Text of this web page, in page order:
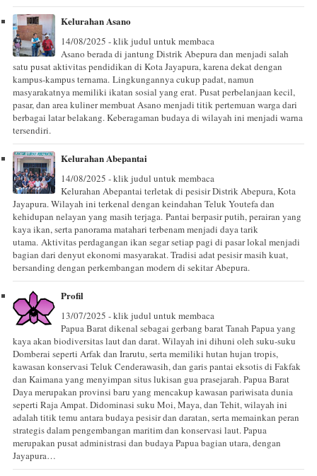
Kelurahan Asano
14/08/2025 - klik judul untuk membaca
Asano berada di jantung Distrik Abepura dan menjadi salah
satu pusat aktivitas pendidikan di Kota Jayapura, karena dekat dengan
kampus-kampus ternama. Lingkungannya cukup padat, namun
masyarakatnya memiliki ikatan sosial yang erat. Pusat perbelanjaan kecil,
pasar, dan area kuliner membuat Asano menjadi titik pertemuan warga dari
berbagai latar belakang. Keberagaman budaya di wilayah ini menjadi warna
tersendiri.
Kelurahan Abepantai
14/08/2025 - klik judul untuk membaca
Kelurahan Abepantai terletak di pesisir Distrik Abepura, Kota
Jayapura. Wilayah ini terkenal dengan keindahan Teluk Youtefa dan
kehidupan nelayan yang masih terjaga. Pantai berpasir putih, perairan yang
kaya ikan, serta panorama matahari terbenam menjadi daya tarik
utama. Aktivitas perdagangan ikan segar setiap pagi di pasar lokal menjadi
bagian dari denyut ekonomi masyarakat. Tradisi adat pesisir masih kuat,
bersanding dengan perkembangan modern di sekitar Abepura.
Profil
13/07/2025 - klik judul untuk membaca
Papua Barat dikenal sebagai gerbang barat Tanah Papua yang
kaya akan biodiversitas laut dan darat. Wilayah ini dihuni oleh suku-suku
Domberai seperti Arfak dan Irarutu, serta memiliki hutan hujan tropis,
kawasan konservasi Teluk Cenderawasih, dan garis pantai eksotis di Fakfak
dan Kaimana yang menyimpan situs lukisan gua prasejarah. Papua Barat
Daya merupakan provinsi baru yang mencakup kawasan pariwisata dunia
seperti Raja Ampat. Didominasi suku Moi, Maya, dan Tehit, wilayah ini
adalah titik temu antara budaya pesisir dan daratan, serta memainkan peran
strategis dalam pengembangan maritim dan konservasi laut. Papua
merupakan pusat administrasi dan budaya Papua bagian utara, dengan
Jayapura…